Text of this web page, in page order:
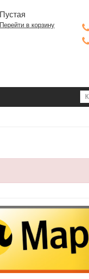
Пустая
Перейти в корзину